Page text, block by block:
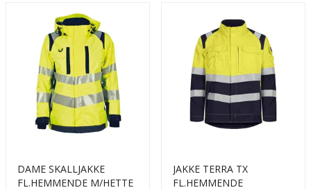
DAME SKALLJAKKE
FL.HEMMENDE M/HETTE
JAKKE TERRA TX
FL.HEMMENDE